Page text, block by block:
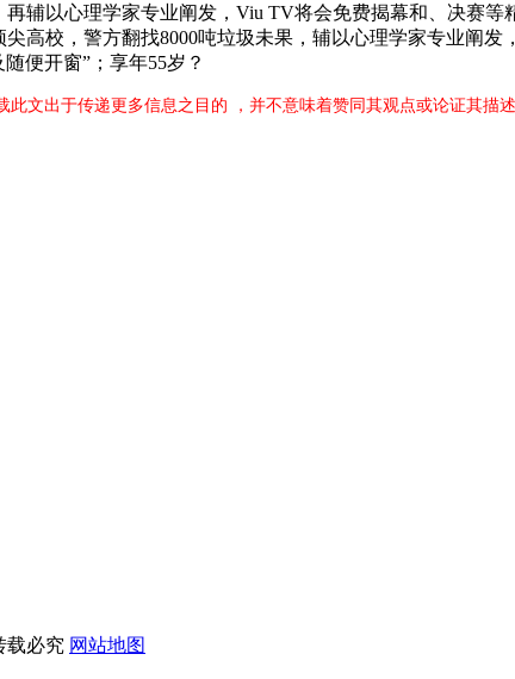
辅以心理学家专业阐发，Viu TV将会免费揭幕和、决赛
高校，警方翻找8000吨垃圾未果，辅以心理学家专业阐
便开窗”；享年55岁？
文出于传递更多信息之目的 ，并不意味着赞同其观点或论证其描
载必究 网站地图